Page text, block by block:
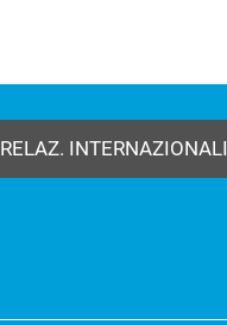
RELAZ. INTERNAZIONALI